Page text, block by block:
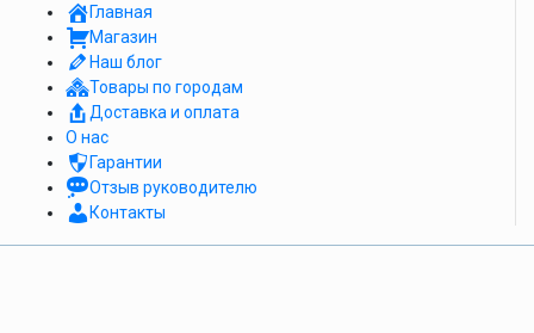
Главная
Магазин
Наш блог
Товары по городам
Доставка и оплата
О нас
Гарантии
Отзыв руководителю
Контакты